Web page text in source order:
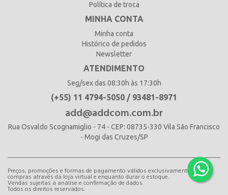
Política de troca
MINHA CONTA
Minha conta
Histórico de pedidos
Newsletter
ATENDIMENTO
Seg/sex das 08:30h às 17:30h
(+55) 11 4794-5050 / 93481-8971
add@addcom.com.br
Rua Osvaldo Scognamiglio - 74 - CEP: 08735-330 Vila São Francisco
- Mogi das Cruzes/SP
Preços, promoções e formas de pagamento válidos exclusivamente para
compras através da loja virtual e enquanto durar o estoque.
Vendas sujeitas a análise e confirmação de dados.
Todos os direitos reservados.